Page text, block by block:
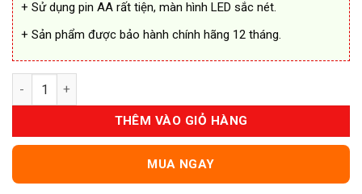
+ Sử dụng pin AA rất tiện, màn hình LED sắc nét.
+ Sản phẩm được bảo hành chính hãng 12 tháng.
Máy Đo Huyết Áp Điện Tử Beurer BM49 số lượng
THÊM VÀO GIỎ HÀNG
MUA NGAY